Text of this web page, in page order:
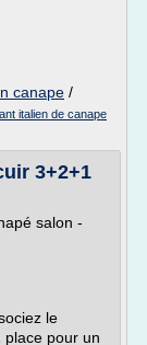
canape /
italien de canape
3+2+1
salon -
le
place pour un